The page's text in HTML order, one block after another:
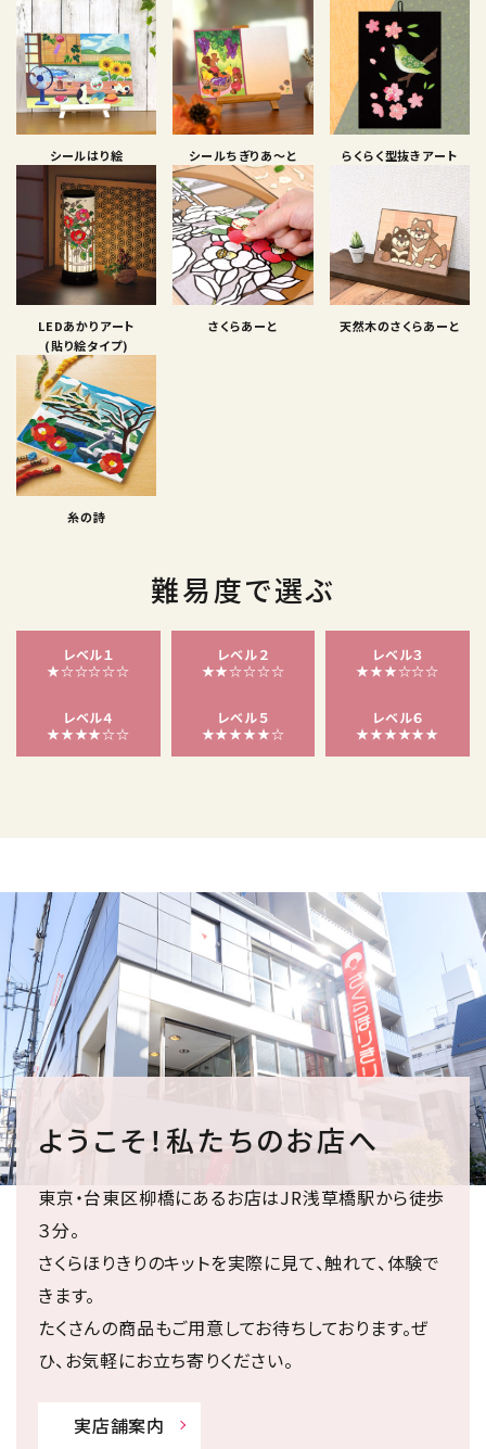
シールはり絵 シールちぎりあ〜と らくらく型抜きアート
LEDあかりアート
(貼り絵タイプ)
さくらあーと 天然木のさくらあーと
糸の詩
難易度で選ぶ
レベル１
★☆☆☆☆☆
レベル２
★★☆☆☆☆
レベル３
★★★☆☆☆
レベル４
★★★★☆☆
レベル５
★★★★★☆
レベル６
★★★★★★
ようこそ！私たちのお店へ
東京・台東区柳橋にあるお店はJR浅草橋駅から徒歩
３分。
さくらほりきりのキットを実際に見て、触れて、体験で
きます。
たくさんの商品もご用意してお待ちしております。ぜ
ひ、お気軽にお立ち寄りください。
実店舗案内